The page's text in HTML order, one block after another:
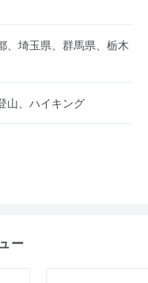
、埼玉県、群馬県、栃木
山、ハイキング
ー